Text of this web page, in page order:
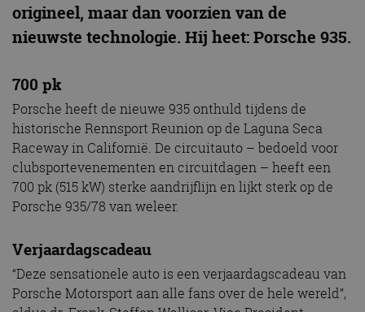
origineel, maar dan voorzien van de
nieuwste technologie. Hij heet: Porsche 935.
700 pk
Porsche heeft de nieuwe 935 onthuld tijdens de
historische Rennsport Reunion op de Laguna Seca
Raceway in Californië. De circuitauto – bedoeld voor
clubsportevenementen en circuitdagen – heeft een
700 pk (515 kW) sterke aandrijflijn en lijkt sterk op de
Porsche 935/78 van weleer.
Verjaardagscadeau
“Deze sensationele auto is een verjaardagscadeau van
Porsche Motorsport aan alle fans over de hele wereld”,